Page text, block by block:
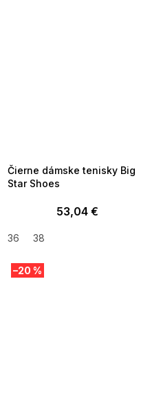
Čierne dámske tenisky Big
Star Shoes
53,04 €
36 38
–20 %